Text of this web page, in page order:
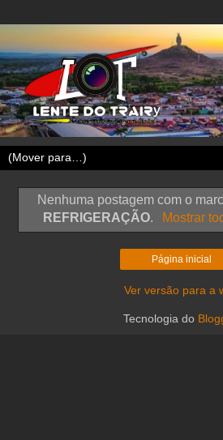
Nenhuma postagem com o
REFRIGERAÇÃO. Mostrar
Página inicial
Ver versão para a
Tecnologia do